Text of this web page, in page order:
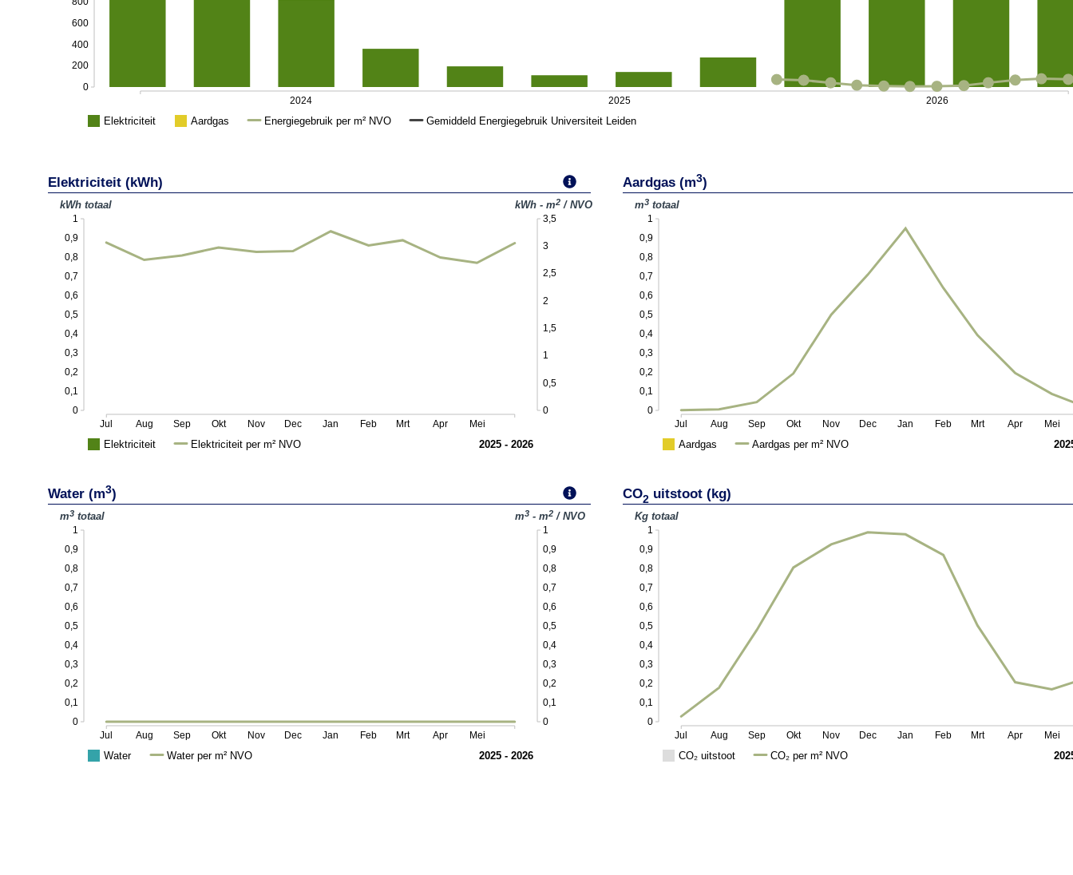
Elektriciteit (kWh) Aardgas (m3)
Elektriciteit Elektriciteit per m² NVO
Jul Aug Sep Okt Nov Dec Jan Feb Mrt Apr Mei
2025 - 2026
0
0,1
0,2
0,3
0,4
0,5
0,6
0,7
0,8
0,9
1
0
0,5
1
1,5
2
2,5
3
3,5
Aardgas Aardgas per m² NVO
Jul Aug Sep Okt Nov Dec Jan Feb Mrt Apr Mei
0
0,1
0,2
0,3
0,4
0,5
0,6
0,7
0,8
0,9
1
Elektriciteit Aardgas Energiegebruik per m² NVO Gemiddeld Energiegebruik Universiteit Leiden
2024 2025 2026
0
200
400
600
Water Water per m² NVO
Jul Aug Sep Okt Nov Dec Jan Feb Mrt Apr Mei
2025 - 2026
0
0,1
0,2
0,3
0,4
0,5
0,6
0,7
0,8
0,9
1
0
0,1
0,2
0,3
0,4
0,5
0,6
0,7
0,8
0,9
1
Water (m3)
CO₂ uitstoot CO₂ per m² NVO
Jul Aug Sep Okt Nov Dec Jan Feb Mrt Apr Mei
0
0,1
0,2
0,3
0,4
0,5
0,6
0,7
0,8
0,9
1
CO2 uitstoot (kg)
m3 totaal
kWh totaal
m3 totaal m3 - m2 / NVO
kWh - m2 / NVO
Kg totaal